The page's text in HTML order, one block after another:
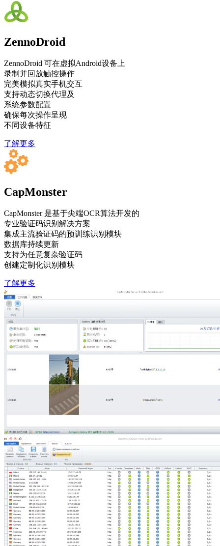
ZennoDroid
ZennoDroid 可在虚拟Android设备上
录制并回放触控操作
完美模拟真实手机交互
支持动态切换代理及
系统参数配置
确保每次操作呈现
不同设备特征
了解更多
CapMonster
CapMonster 是基于尖端OCR算法开发的
专业验证码识别解决方案
集成主流验证码的预训练识别模块
数据库持续更新
支持为任意复杂验证码
创建定制化识别模块
了解更多